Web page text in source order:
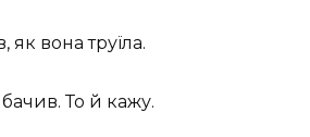
вона труїла.
То й кажу.